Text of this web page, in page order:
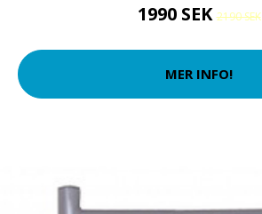
1990 SEK2190 SEK
MER INFO!